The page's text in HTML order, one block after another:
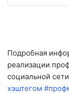
Подробная
реализации
социальной
хэштегом